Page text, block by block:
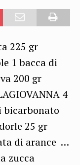
225 gr
1 bacca di
200 gr
4
bicarbonato
25 gr
di arance …
zucca